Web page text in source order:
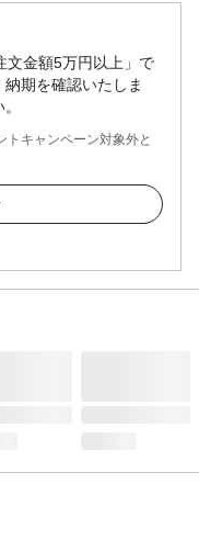
文金額5万円以上」で
期を確認いたしま
キャンペーン対象外と